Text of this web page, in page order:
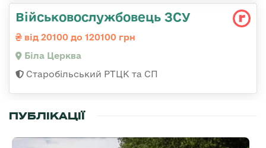
Військовослужбовець ЗСУ
від 20100 до 120100 грн
Біла Церква
Старобільський РТЦК та СП
ПУБЛІКАЦІЇ